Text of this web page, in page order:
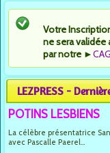
Votre
ne sera validée
par notre ►
LEZPRESS -
POTINS LESBIENS
La célèbre présentatrice
avec Pascalle Paerel...